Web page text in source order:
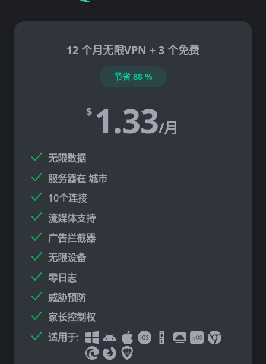
12 个月无限VPN + 3 个免费
节省 88 %
$ 1.33/月
无限数据
服务器在城市
10个连接
流媒体支持
广告拦截器
无限设备
零日志
威胁预防
家长控制权
适用于: